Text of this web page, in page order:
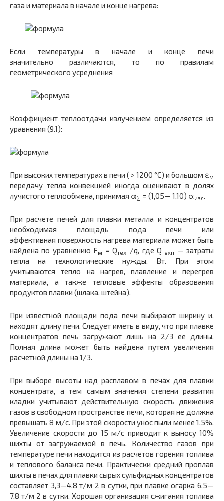
газа и материала в начале и конце нагрева:
Если температуры в начале и конце печи
значительно различаются, то по правилам
геометрического усред­нения
Коэффициент теплоотдачи излучением определяется из
уравнения (9.1):
При высоких температурах в печи ( > 1200 °С) и большом εм
передачу тепла конвекцией иногда оценивают в долях
лучистого теплообмена, при­нимая α∑ = (1,05— 1,10) αизл.
При расчете печей для плавки металла и концентра­тов
необходимая площадь пода печи или
эффективная поверхность нагрева материала может быть
найдена по уравнению Fм = Qтехн/q, где Qтехн
— затраты
тепла на технологические нужды, Вт. При этом
учитываются теп­ло на нагрев, плавление и перегрев
материала, а также тепловые эффекты образования
продуктов плавки (шла­ка, штейна).
При известной площади пода печи выбирают ширину и,
находят длину печи. Следует иметь в виду, что при плавке
концентратов печь загружают лишь на 2/3 ее длины.
Полная длина может быть найдена путем увели­чения
расчетной длины на 1/3.
При выборе высоты над расплавом в печах для плавки
концентрата, а тем самым значения степени раз­вития
кладки учитывают действительную скорость дви­жения
газов в свободном пространстве печи, которая не должна
превышать 8 м/с. При этой скорости унос пыли менее 1,5%.
Увеличение скорости до 15 м/с приводит к выносу 10%
шихты от загружаемой в печь. Количество газов при
температуре печи находится из расчетов горе­ния топлива
и теплового баланса печи. Практически средний проплав
шихты в печах для плавки сырых суль­фидных концентратов
составляет 3,3—4,8 т/м 2 в сутки, при плавке огарка 6,5—
7,8 т/м 2 в сутки. Хорошая орга­низация сжигания топлива